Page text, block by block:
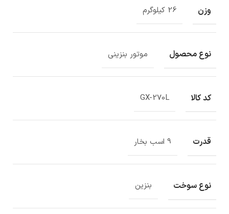
وزن 26 کیلوگرم
نوع محصول موتور بنزینی
کد کالا GX-270L
قدرت 9 اسب بخار
نوع سوخت بنزین